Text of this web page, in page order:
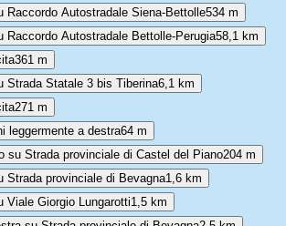
Raccordo Autostradale Siena-Bettolle534 m
Raccordo Autostradale Bettolle-Perugia58,1 km
361 m
Strada Statale 3 bis Tiberina6,1 km
271 m
leggermente a destra64 m
su Strada provinciale di Castel del Piano204 m
Strada provinciale di Bevagna1,6 km
Viale Giorgio Lungarotti1,5 km